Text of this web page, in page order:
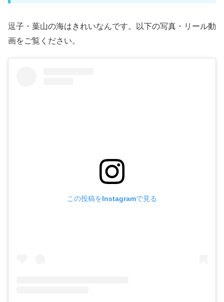
逗子・葉山の海はきれいなんです。以下の写真・リール動
画をご覧ください。
この投稿をInstagramで見る